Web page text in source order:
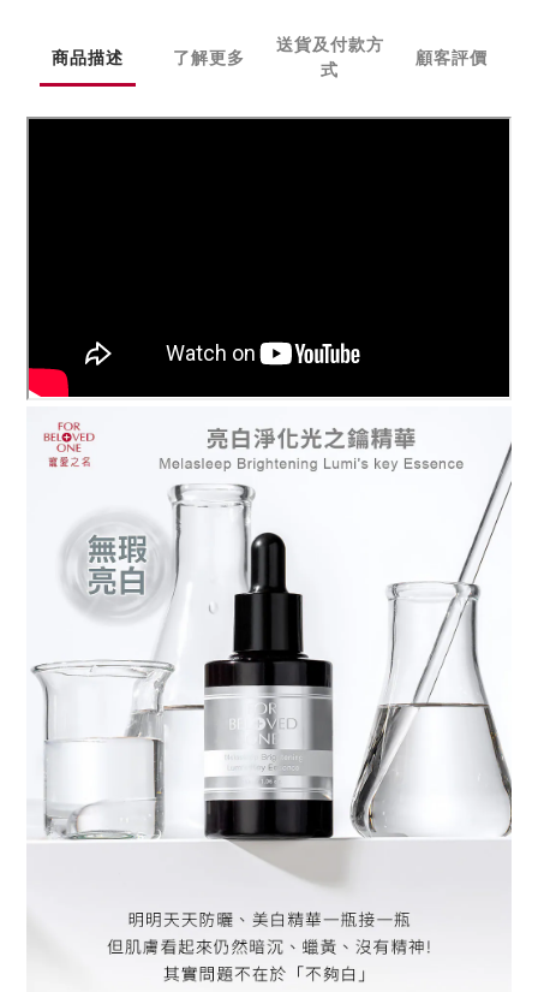
商品描述 了解更多
送貨及付款方
式
顧客評價